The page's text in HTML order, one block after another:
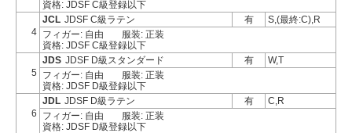
資格: JDSF C級登録以下
4
JCL JDSF C級ラテン 有
S,(最終:C),R
フィガー: 自由
服装: 正装
資格: JDSF C級登録以下
5
JDS JDSF D級スタンダード 有
W,T
フィガー: 自由
服装: 正装
資格: JDSF D級登録以下
6
JDL JDSF D級ラテン 有
C,R
フィガー: 自由
服装: 正装
資格: JDSF D級登録以下